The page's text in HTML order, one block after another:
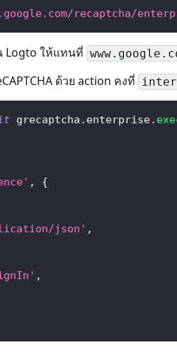
recaptcha/
Logto ให้แทนที่
ด้วย action คงที่
grecaptcha . enterprise.
,
{
json' ,
,